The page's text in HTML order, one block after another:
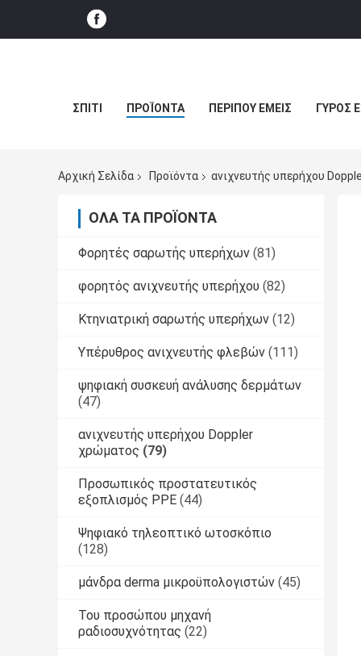
ΣΠΊΤΙ ΠΡΟΪΌΝΤΑ ΠΕΡΊΠΟΥ ΕΜΕΊΣ ΓΎΡΟΣ
Αρχική Σελίδα Προϊόντα ανιχνευτής υπερήχου
ΌΛΑ ΤΑ ΠΡΟΪΌΝΤΑ
Φορητές σαρωτής υπερήχων (81)
φορητός ανιχνευτής υπερήχου (82)
Κτηνιατρική σαρωτής υπερήχων (12)
Υπέρυθρος ανιχνευτής φλεβών (111)
ψηφιακή συσκευή ανάλυσης δερμάτων
(47)
ανιχνευτής υπερήχου Doppler
χρώματος (79)
Προσωπικός προστατευτικός
εξοπλισμός PPE (44)
Ψηφιακό τηλεοπτικό ωτοσκόπιο
(128)
μάνδρα derma μικροϋπολογιστών (45)
Του προσώπου μηχανή
ραδιοσυχνότητας (22)